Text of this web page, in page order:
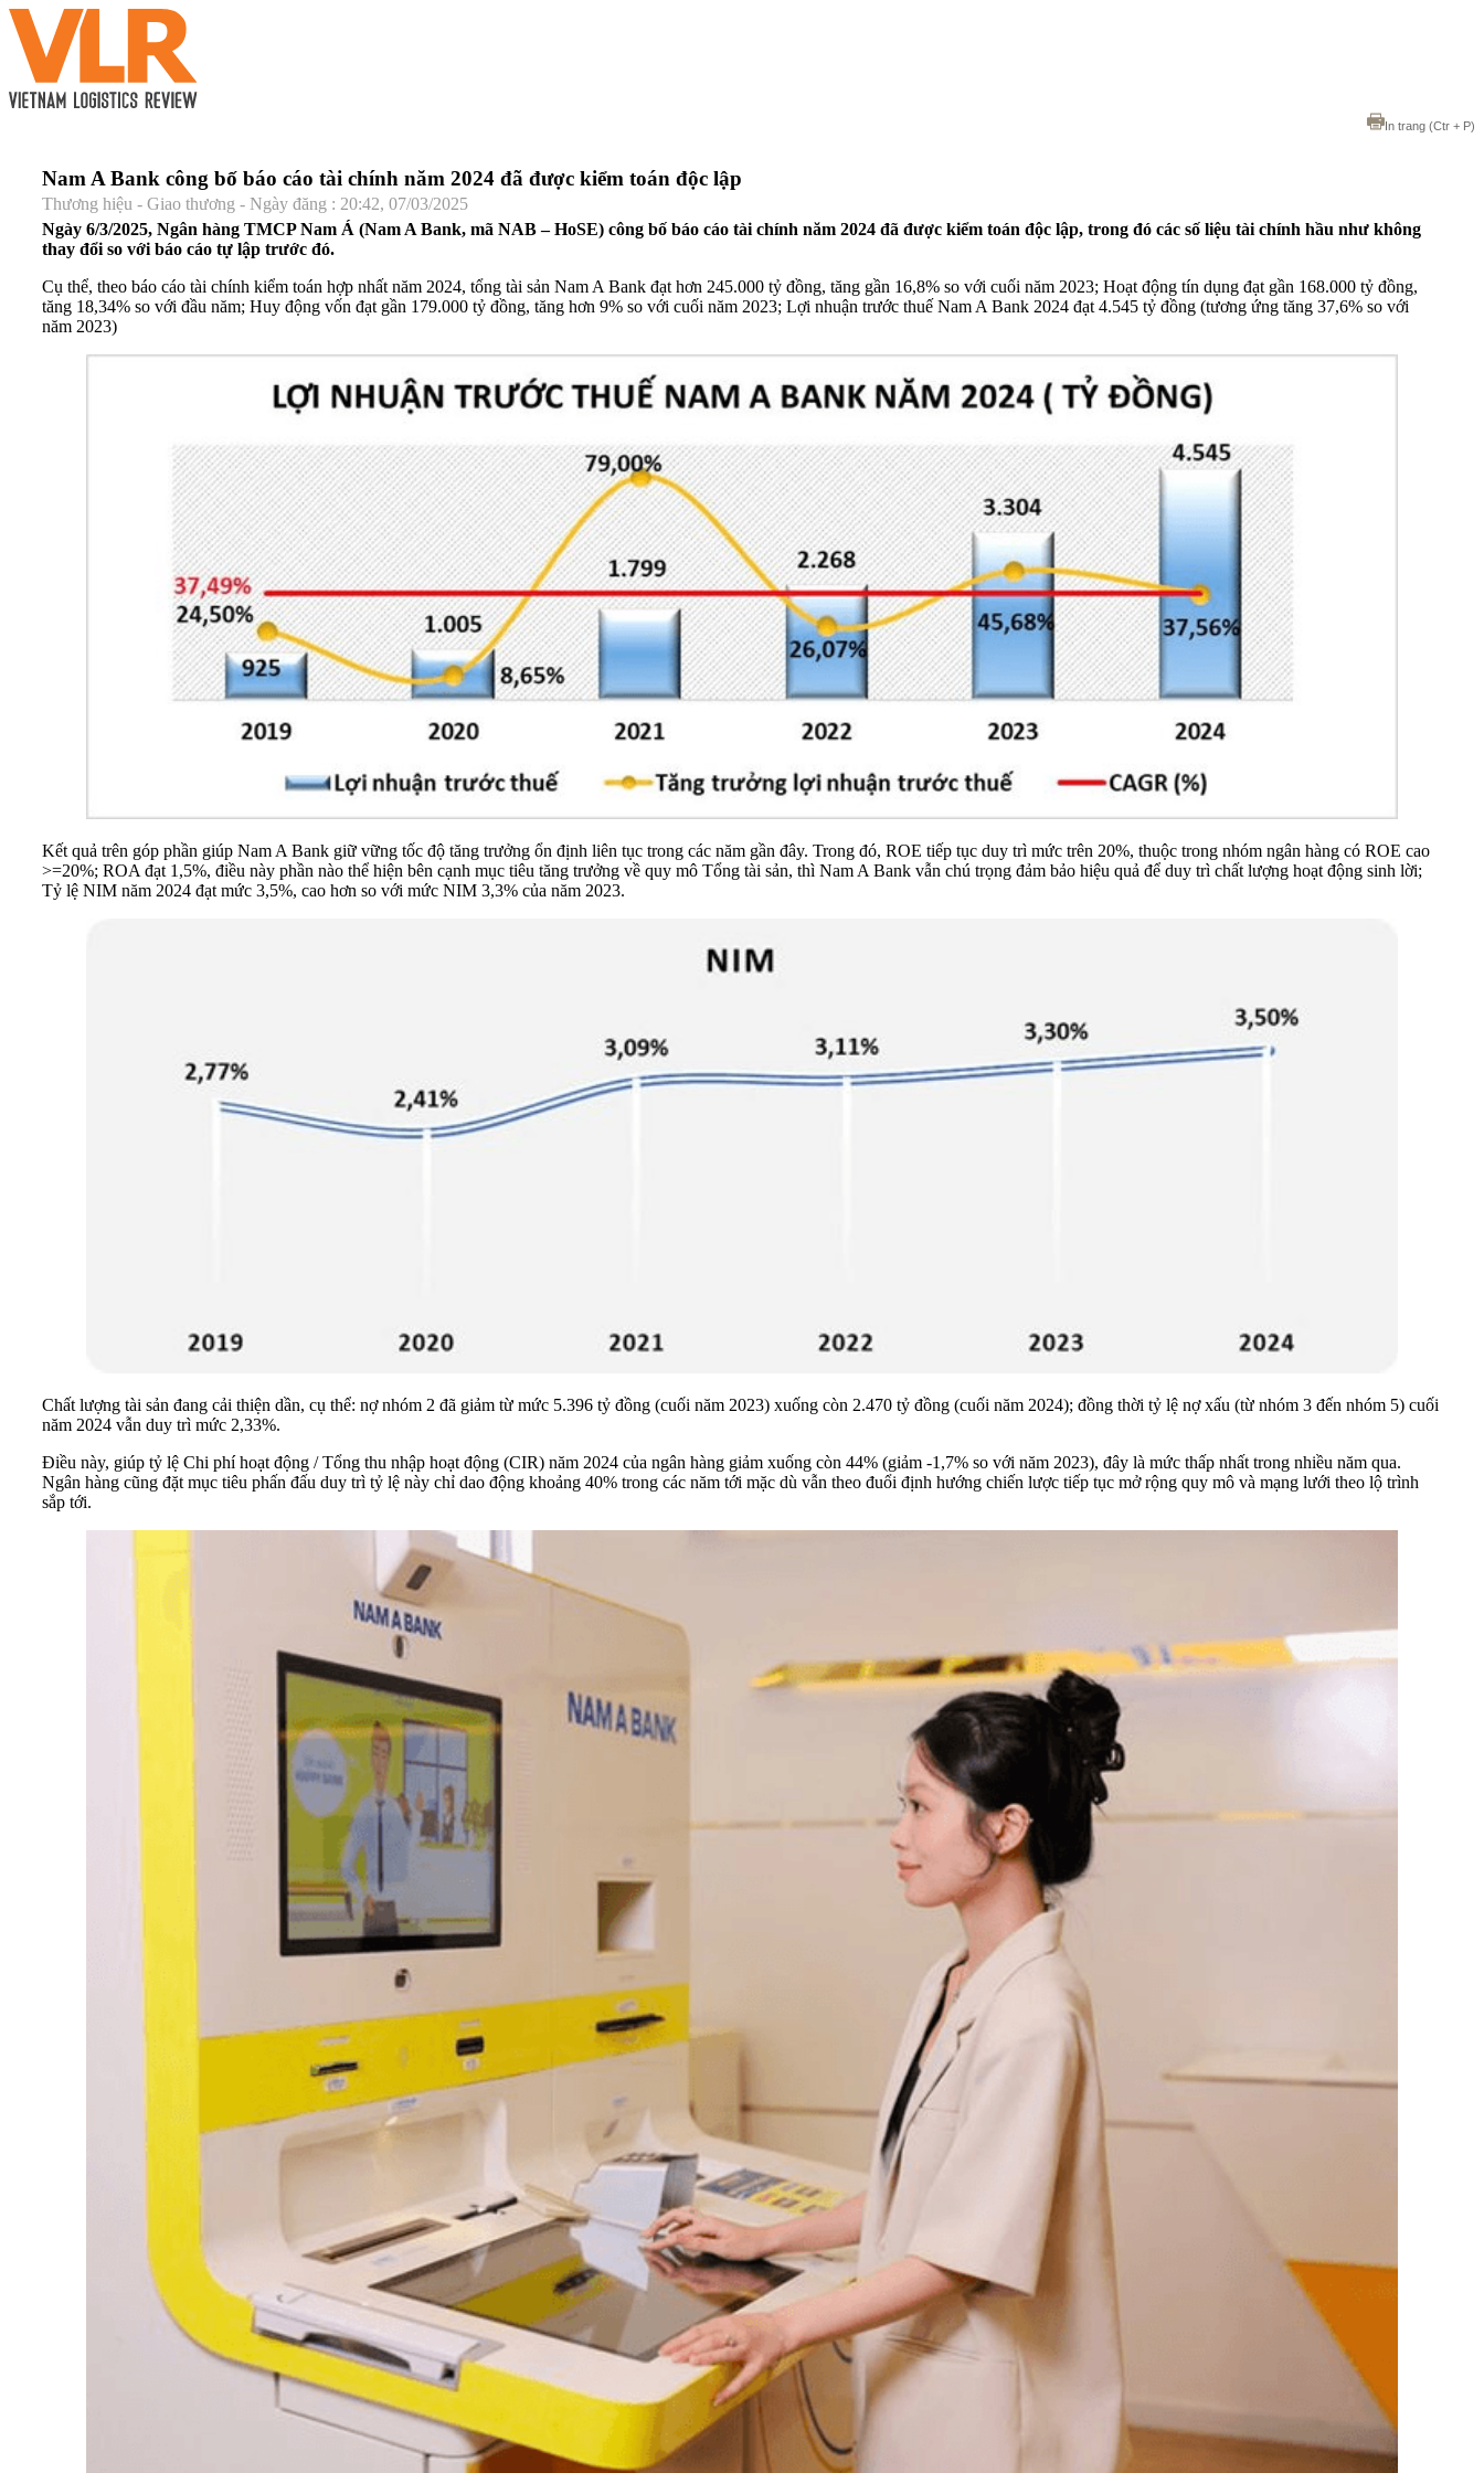
In trang (Ctr + P)
Nam A Bank công bố báo cáo tài chính năm 2024 đã được kiểm toán độc lập
Thương hiệu - Giao thương - Ngày đăng : 20:42, 07/03/2025
Ngày 6/3/2025, Ngân hàng TMCP Nam Á (Nam A Bank, mã NAB – HoSE) công bố báo cáo tài chính năm 2024 đã được kiểm toán độc lập, trong đó các số liệu tài chính hầu như không
thay đổi so với báo cáo tự lập trước đó.
Cụ thể, theo báo cáo tài chính kiểm toán hợp nhất năm 2024, tổng tài sản Nam A Bank đạt hơn 245.000 tỷ đồng, tăng gần 16,8% so với cuối năm 2023; Hoạt động tín dụng đạt gần 168.000 tỷ đồng,
tăng 18,34% so với đầu năm; Huy động vốn đạt gần 179.000 tỷ đồng, tăng hơn 9% so với cuối năm 2023; Lợi nhuận trước thuế Nam A Bank 2024 đạt 4.545 tỷ đồng (tương ứng tăng 37,6% so với
năm 2023)
Kết quả trên góp phần giúp Nam A Bank giữ vững tốc độ tăng trưởng ổn định liên tục trong các năm gần đây. Trong đó, ROE tiếp tục duy trì mức trên 20%, thuộc trong nhóm ngân hàng có ROE cao
>=20%; ROA đạt 1,5%, điều này phần nào thể hiện bên cạnh mục tiêu tăng trưởng về quy mô Tổng tài sản, thì Nam A Bank vẫn chú trọng đảm bảo hiệu quả để duy trì chất lượng hoạt động sinh lời;
Tỷ lệ NIM năm 2024 đạt mức 3,5%, cao hơn so với mức NIM 3,3% của năm 2023.
Chất lượng tài sản đang cải thiện dần, cụ thể: nợ nhóm 2 đã giảm từ mức 5.396 tỷ đồng (cuối năm 2023) xuống còn 2.470 tỷ đồng (cuối năm 2024); đồng thời tỷ lệ nợ xấu (từ nhóm 3 đến nhóm 5) cuối
năm 2024 vẫn duy trì mức 2,33%.
Điều này, giúp tỷ lệ Chi phí hoạt động / Tổng thu nhập hoạt động (CIR) năm 2024 của ngân hàng giảm xuống còn 44% (giảm -1,7% so với năm 2023), đây là mức thấp nhất trong nhiều năm qua.
Ngân hàng cũng đặt mục tiêu phấn đấu duy trì tỷ lệ này chỉ dao động khoảng 40% trong các năm tới mặc dù vẫn theo đuổi định hướng chiến lược tiếp tục mở rộng quy mô và mạng lưới theo lộ trình
sắp tới.